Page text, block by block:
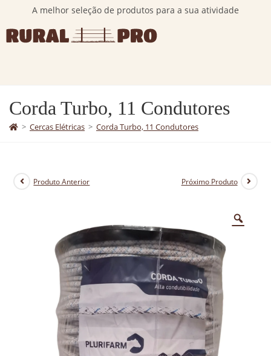
A melhor seleção de produtos para a sua atividade
Corda Turbo, 11 Condutores
> Cercas Elétricas > Corda Turbo, 11 Condutores
Produto Anterior Próximo Produto